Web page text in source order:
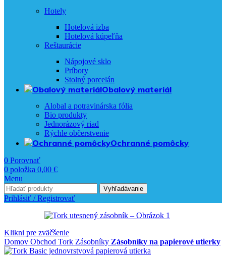
Hotely
Hotelová izba
Hotelová kúpeľňa
Reštaurácie
Nápojové sklo
Príbory
Stolný porcelán
Obalový materiál
Alobal a potravinárska fólia
Bio produkty
Jednorázový riad
Rýchle občerstvenie
Ochranné pomôcky
0 Porovnať
0 položka 0,00 €
Menu
Vyhľadávanie
Prihlásiť / Registrovať
Klikni pre zväčšenie
Domov Obchod Tork Zásobníky Zásobníky na papierové utierky